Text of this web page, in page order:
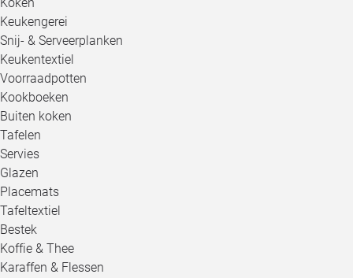
Keukengerei
Snij- & Serveerplanken
Keukentextiel
Voorraadpotten
Kookboeken
Buiten koken
Tafelen
Servies
Glazen
Placemats
Tafeltextiel
Bestek
Koffie & Thee
Karaffen & Flessen